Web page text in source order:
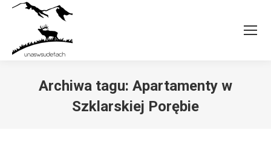
Archiwa tagu: Apartamenty w
Szklarskiej Porębie